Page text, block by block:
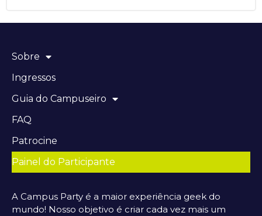
Sobre
Ingressos
Guia do Campuseiro
FAQ
Patrocine
Painel do Participante
A Campus Party é a maior experiência geek do
mundo! Nosso objetivo é criar cada vez mais um